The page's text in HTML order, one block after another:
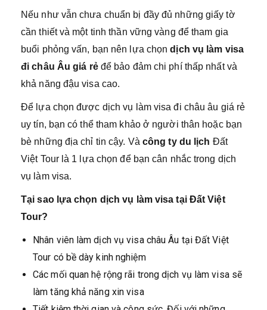
Nếu như vẫn chưa chuẩn bị đầy đủ những giấy tờ
cần thiết và một tinh thần vững vàng để tham gia
buổi phỏng vấn, bạn nên lựa chọndịch vụ làm visa
đi châu Âu giá rẻ để bảo đảm chi phí thấp nhất và
khả năng đậu visa cao.
Để lựa chọn được dịch vụ làm visa đi châu âu giá rẻ
uy tín, bạn có thể tham khảo ở người thân hoặc bạn
bè những địa chỉ tin cậy. Và công ty du lịch Đất
Việt Tour là 1 lựa chọn để bạn cân nhắc trong dịch
vụ làm visa.
Tại sao lựa chọn dịch vụ làm visa tại Đất Việt
Tour?
Nhân viên làm dịch vụ visa châu Âu tại Đất Việt
Tour có bề dày kinh nghiệm
Các mối quan hệ rộng rãi trong dịch vụ làm visa sẽ
làm tăng khả năng xin visa